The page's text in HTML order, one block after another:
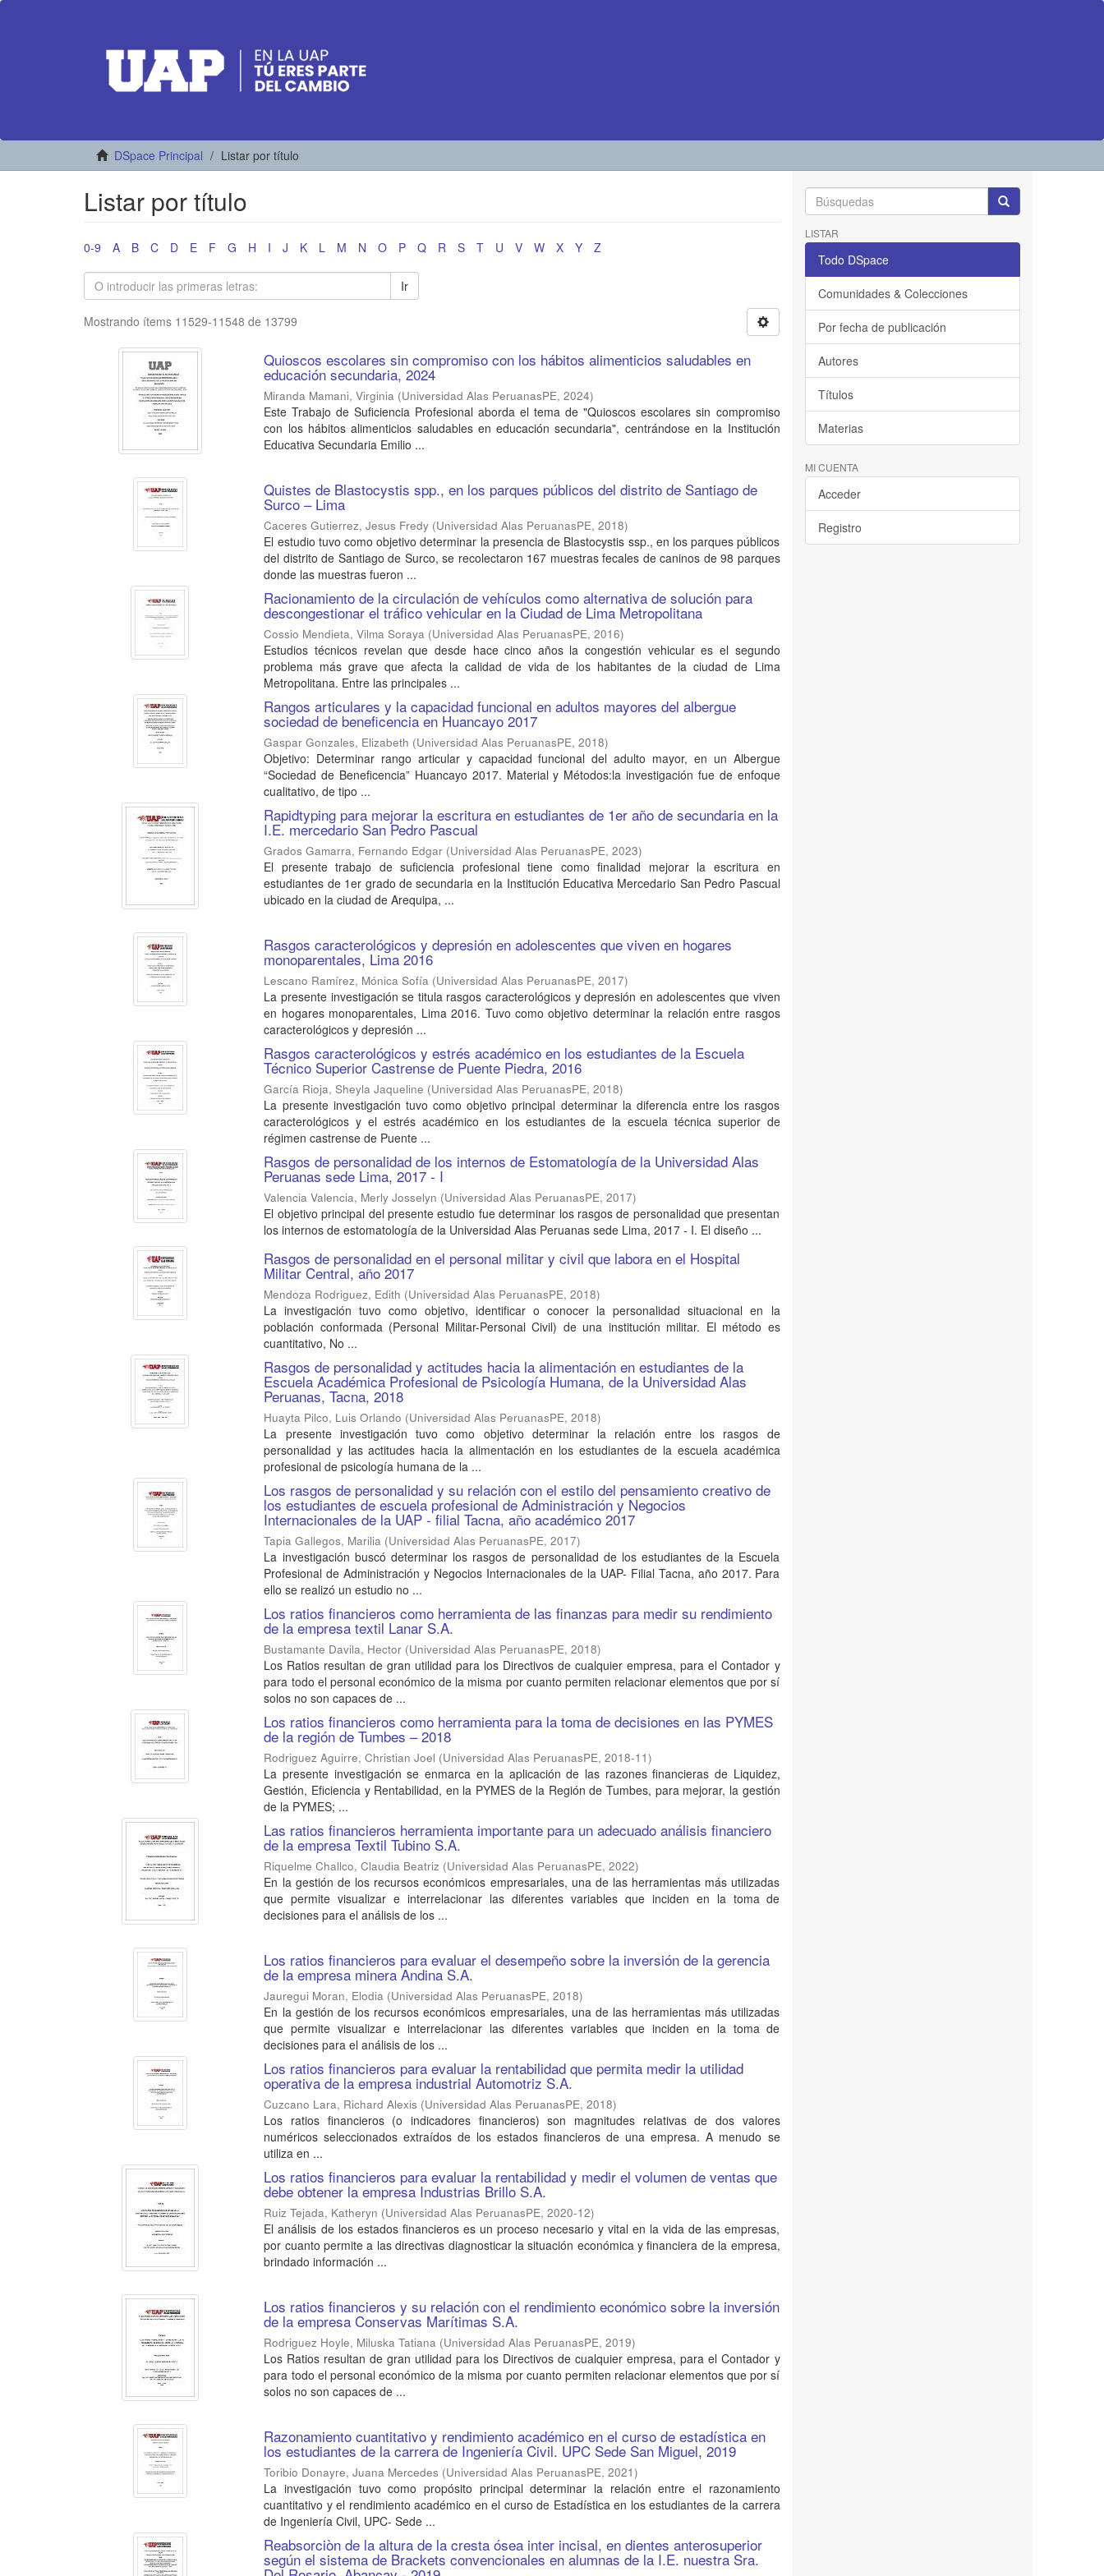
DSpace Principal Listar por título
Listar por título
0-9 A B C D E F G H I J K L M N O P Q R S T U V W X Y Z
Ir
Mostrando ítems 11529-11548 de 13799
Quioscos escolares sin compromiso con los hábitos alimenticios saludables en
educación secundaria, 2024
Miranda Mamani, Virginia (Universidad Alas PeruanasPE,2024)
Este Trabajo de Suficiencia Profesional aborda el tema de "Quioscos escolares sin compromiso
con los hábitos alimenticios saludables en educación secundaria", centrándose en la Institución
Educativa Secundaria Emilio ...
Quistes de Blastocystis spp., en los parques públicos del distrito de Santiago de
Surco – Lima
Caceres Gutierrez, Jesus Fredy (Universidad Alas PeruanasPE,2018)
El estudio tuvo como objetivo determinar la presencia de Blastocystis ssp., en los parques públicos
del distrito de Santiago de Surco, se recolectaron 167 muestras fecales de caninos de 98 parques
donde las muestras fueron ...
Racionamiento de la circulación de vehículos como alternativa de solución para
descongestionar el tráfico vehicular en la Ciudad de Lima Metropolitana
Cossio Mendieta, Vilma Soraya (Universidad Alas PeruanasPE,2016)
Estudios técnicos revelan que desde hace cinco años la congestión vehicular es el segundo
problema más grave que afecta la calidad de vida de los habitantes de la ciudad de Lima
Metropolitana. Entre las principales ...
Rangos articulares y la capacidad funcional en adultos mayores del albergue
sociedad de beneficencia en Huancayo 2017
Gaspar Gonzales, Elizabeth (Universidad Alas PeruanasPE,2018)
Objetivo: Determinar rango articular y capacidad funcional del adulto mayor, en un Albergue
“Sociedad de Beneficencia” Huancayo 2017. Material y Métodos:la investigación fue de enfoque
cualitativo, de tipo ...
Rapidtyping para mejorar la escritura en estudiantes de 1er año de secundaria en la
I.E. mercedario San Pedro Pascual
Grados Gamarra, Fernando Edgar (Universidad Alas PeruanasPE,2023)
El presente trabajo de suficiencia profesional tiene como finalidad mejorar la escritura en
estudiantes de 1er grado de secundaria en la Institución Educativa Mercedario San Pedro Pascual
ubicado en la ciudad de Arequipa, ...
Rasgos caracterológicos y depresión en adolescentes que viven en hogares
monoparentales, Lima 2016
Lescano Ramírez, Mónica Sofía (Universidad Alas PeruanasPE,2017)
La presente investigación se titula rasgos caracterológicos y depresión en adolescentes que viven
en hogares monoparentales, Lima 2016. Tuvo como objetivo determinar la relación entre rasgos
caracterológicos y depresión ...
Rasgos caracterológicos y estrés académico en los estudiantes de la Escuela
Técnico Superior Castrense de Puente Piedra, 2016
García Rioja, Sheyla Jaqueline (Universidad Alas PeruanasPE,2018)
La presente investigación tuvo como objetivo principal determinar la diferencia entre los rasgos
caracterológicos y el estrés académico en los estudiantes de la escuela técnica superior de
régimen castrense de Puente ...
Rasgos de personalidad de los internos de Estomatología de la Universidad Alas
Peruanas sede Lima, 2017 - I
Valencia Valencia, Merly Josselyn (Universidad Alas PeruanasPE,2017)
El objetivo principal del presente estudio fue determinar los rasgos de personalidad que presentan
los internos de estomatología de la Universidad Alas Peruanas sede Lima, 2017 - I. El diseño ...
Rasgos de personalidad en el personal militar y civil que labora en el Hospital
Militar Central, año 2017
Mendoza Rodriguez, Edith (Universidad Alas PeruanasPE,2018)
La investigación tuvo como objetivo, identificar o conocer la personalidad situacional en la
población conformada (Personal Militar-Personal Civil) de una institución militar. El método es
cuantitativo, No ...
Rasgos de personalidad y actitudes hacia la alimentación en estudiantes de la
Escuela Académica Profesional de Psicología Humana, de la Universidad Alas
Peruanas, Tacna, 2018
Huayta Pilco, Luis Orlando (Universidad Alas PeruanasPE,2018)
La presente investigación tuvo como objetivo determinar la relación entre los rasgos de
personalidad y las actitudes hacia la alimentación en los estudiantes de la escuela académica
profesional de psicología humana de la ...
Los rasgos de personalidad y su relación con el estilo del pensamiento creativo de
los estudiantes de escuela profesional de Administración y Negocios
Internacionales de la UAP - filial Tacna, año académico 2017
Tapia Gallegos, Marilia (Universidad Alas PeruanasPE,2017)
La investigación buscó determinar los rasgos de personalidad de los estudiantes de la Escuela
Profesional de Administración y Negocios Internacionales de la UAP- Filial Tacna, año 2017. Para
ello se realizó un estudio no ...
Los ratios financieros como herramienta de las finanzas para medir su rendimiento
de la empresa textil Lanar S.A.
Bustamante Davila, Hector (Universidad Alas PeruanasPE,2018)
Los Ratios resultan de gran utilidad para los Directivos de cualquier empresa, para el Contador y
para todo el personal económico de la misma por cuanto permiten relacionar elementos que por sí
solos no son capaces de ...
Los ratios financieros como herramienta para la toma de decisiones en las PYMES
de la región de Tumbes – 2018
Rodriguez Aguirre, Christian Joel (Universidad Alas PeruanasPE,2018-11)
La presente investigación se enmarca en la aplicación de las razones financieras de Liquidez,
Gestión, Eficiencia y Rentabilidad, en la PYMES de la Región de Tumbes, para mejorar, la gestión
de la PYMES; ...
Las ratios financieros herramienta importante para un adecuado análisis financiero
de la empresa Textil Tubino S.A.
Riquelme Challco, Claudia Beatriz (Universidad Alas PeruanasPE,2022)
En la gestión de los recursos económicos empresariales, una de las herramientas más utilizadas
que permite visualizar e interrelacionar las diferentes variables que inciden en la toma de
decisiones para el análisis de los ...
Los ratios financieros para evaluar el desempeño sobre la inversión de la gerencia
de la empresa minera Andina S.A.
Jauregui Moran, Elodia (Universidad Alas PeruanasPE,2018)
En la gestión de los recursos económicos empresariales, una de las herramientas más utilizadas
que permite visualizar e interrelacionar las diferentes variables que inciden en la toma de
decisiones para el análisis de los ...
Los ratios financieros para evaluar la rentabilidad que permita medir la utilidad
operativa de la empresa industrial Automotriz S.A.
Cuzcano Lara, Richard Alexis (Universidad Alas PeruanasPE,2018)
Los ratios financieros (o indicadores financieros) son magnitudes relativas de dos valores
numéricos seleccionados extraídos de los estados financieros de una empresa. A menudo se
utiliza en ...
Los ratios financieros para evaluar la rentabilidad y medir el volumen de ventas que
debe obtener la empresa Industrias Brillo S.A.
Ruiz Tejada, Katheryn (Universidad Alas PeruanasPE,2020-12)
El análisis de los estados financieros es un proceso necesario y vital en la vida de las empresas,
por cuanto permite a las directivas diagnosticar la situación económica y financiera de la empresa,
brindado información ...
Los ratios financieros y su relación con el rendimiento económico sobre la inversión
de la empresa Conservas Marítimas S.A.
Rodriguez Hoyle, Miluska Tatiana (Universidad Alas PeruanasPE,2019)
Los Ratios resultan de gran utilidad para los Directivos de cualquier empresa, para el Contador y
para todo el personal económico de la misma por cuanto permiten relacionar elementos que por sí
solos no son capaces de ...
Razonamiento cuantitativo y rendimiento académico en el curso de estadística en
los estudiantes de la carrera de Ingeniería Civil. UPC Sede San Miguel, 2019
Toribio Donayre, Juana Mercedes (Universidad Alas PeruanasPE,2021)
La investigación tuvo como propósito principal determinar la relación entre el razonamiento
cuantitativo y el rendimiento académico en el curso de Estadística en los estudiantes de la carrera
de Ingeniería Civil, UPC- Sede ...
Reabsorciòn de la altura de la cresta ósea inter incisal, en dientes anterosuperior
según el sistema de Brackets convencionales en alumnas de la I.E. nuestra Sra.
LISTAR
Todo DSpace
Comunidades & Colecciones
Por fecha de publicación
Autores
Títulos
Materias
MI CUENTA
Acceder
Registro